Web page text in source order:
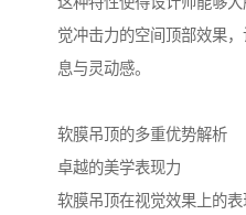
觉冲击力的空间顶部效果
息与灵动感。
软膜吊顶的多重优势解析
卓越的美学表现力
软膜吊顶在视觉效果上的表